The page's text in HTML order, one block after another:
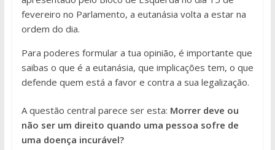
fevereiro no Parlamento, a eutanásia volta a estar na
ordem do dia.
Para poderes formular a tua opinião, é importante que
saibas o que é a eutanásia, que implicações tem, o que
defende quem está a favor e contra a sua legalização.
A questão central parece ser esta: Morrer deve ou
não ser um direito quando uma pessoa sofre de
uma doença incurável?